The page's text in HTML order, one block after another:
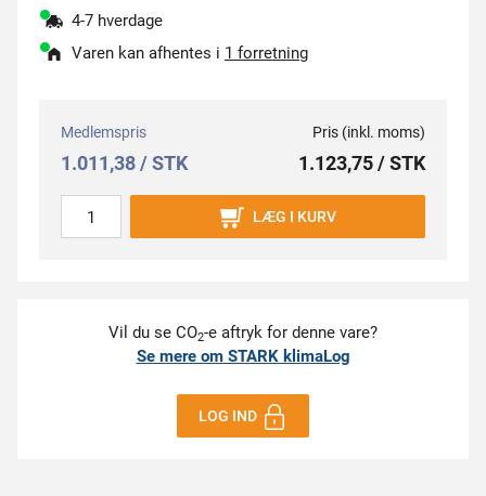
4-7 hverdage
Varen kan afhentes i 1 forretning
Medlemspris
1.011,38 / STK
Pris (inkl. moms)
1.123,75 / STK
LÆG I KURV
Vil du se CO2-e aftryk for denne vare?
Se mere om STARK klimaLog
LOG IND